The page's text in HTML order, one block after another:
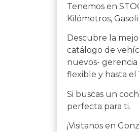
Tenemos en
Kilómetros,
Descubre la
catálogo de
nuevos-
flexible y hasta el
Si buscas un
perfecta para ti.
¡Visitanos en